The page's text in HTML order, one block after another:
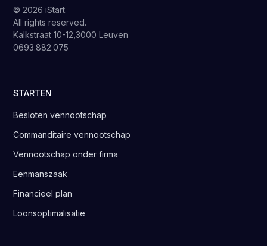
STARTEN
Besloten vennootschap
Commanditaire vennootschap
Vennootschap onder firma
Eenmanszaak
Financieel plan
Loonsoptimalisatie
© 2026 iStart.
All rights reserved.
Kalkstraat 10-12,3000 Leuven
0693.882.075